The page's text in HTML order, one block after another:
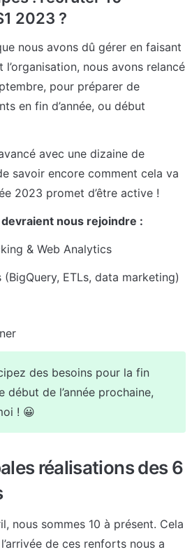
2023 ?
nous avons dû gérer en faisant
nous avons relancé
pour préparer de
en fin d’année, ou début
avec une dizaine de
savoir encore comment cela va
2023 promet d’être active !
nous rejoindre :
& Web Analytics
(BigQuery, ETLs, data marketing)
des besoins pour la fin
début de l’année prochaine,
! 😀
réalisations des 6
nous sommes 10 à présent. Cela
de ces renforts nous a